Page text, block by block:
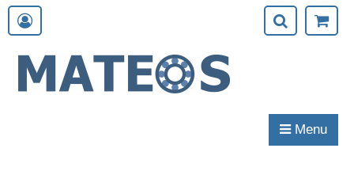
Menu